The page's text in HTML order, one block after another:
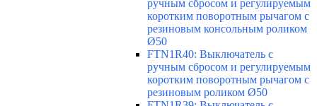
ручным сбросом и регулируемым
коротким поворотным рычагом с
резиновым консольным роликом
Ø50
FTN1R40: Выключатель с
ручным сбросом и регулируемым
коротким поворотным рычагом с
резиновым роликом Ø50